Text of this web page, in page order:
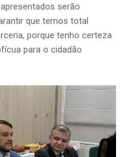
serão
que temos total
porque tenho certeza
para o cidadão